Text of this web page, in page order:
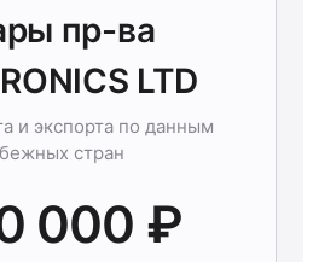
пр-ва
LTD
и экспорта по данным
стран
000 ₽